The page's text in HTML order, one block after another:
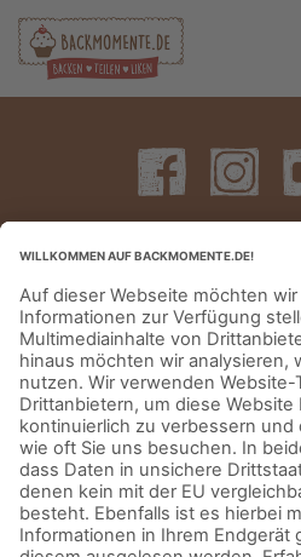
IMPRESSUM
© Aurora Mühlen GmbH -